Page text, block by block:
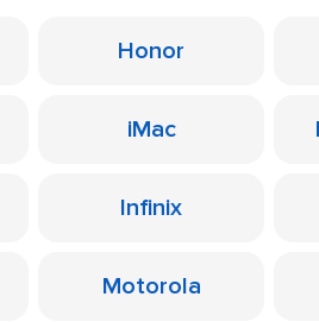
Honor
iMac
Infinix
Motorola